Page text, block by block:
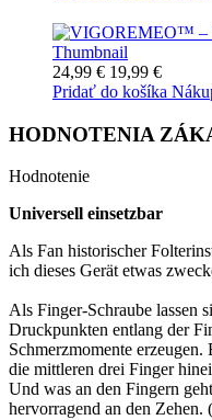
24,99 € 19,99 €
Pridať do košíka
HODNOTENIA
Hodnotenie
Universell einsetzbar
Als Fan historischer
ich dieses Gerät etwas
Als Finger-Schraube lassen
Druckpunkten entlang der
Schmerzmomente
die mittleren drei Finger
Und was an den Fingern
hervorragend an den